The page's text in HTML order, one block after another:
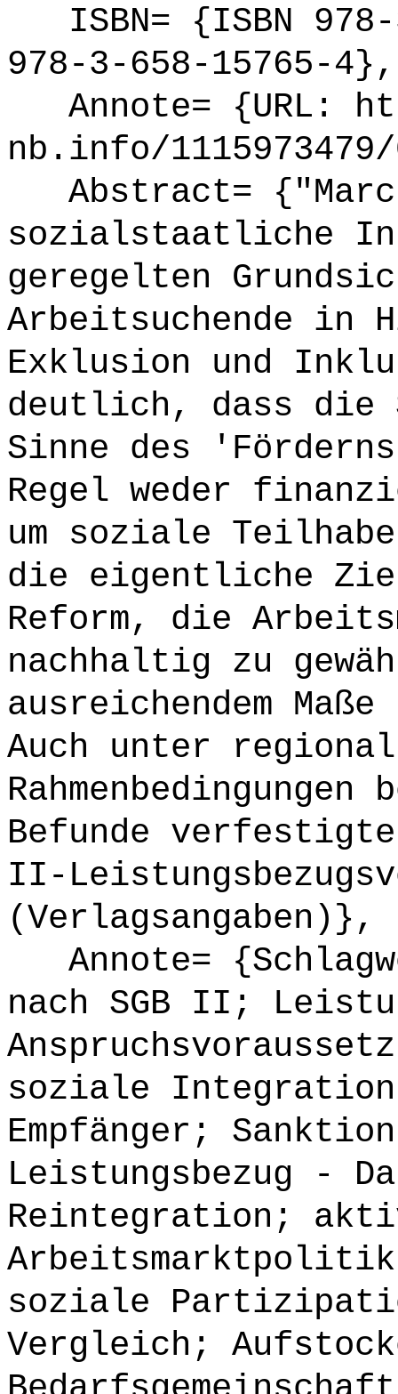
ISBN= {ISBN 978-
978-3-658-15765-4},
Annote= {URL:
nb.info/
Abstract= {"Marc
sozialstaatliche
geregelten
Arbeitsuchende in
Exklusion und
deutlich, dass die
Sinne des
Regel weder
um soziale
die eigentliche
Reform, die
nachhaltig zu
ausreichendem
Auch unter
Befunde
II-
(Verlagsangaben)},
Annote=
nach SGB II;
soziale
Empfänger;
Leistungsbezug -
Reintegration;
Arbeitsmarktpolitik
soziale
Vergleich;